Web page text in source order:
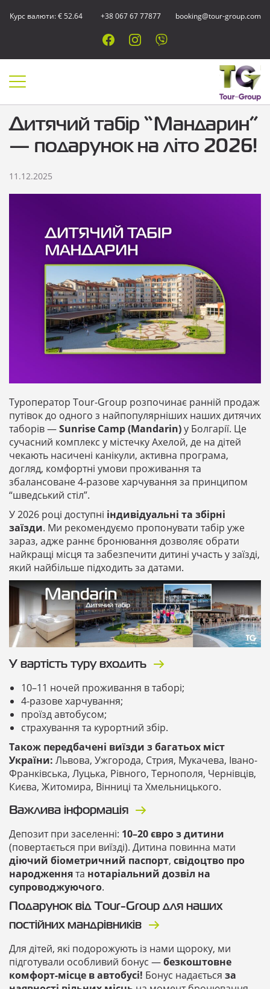
Курс валюти: € 52.64 +38 067 67 77877 booking@tour-group.com
Дитячий табір “Мандарин”
— подарунок на літо 2026!
11.12.2025
Туроператор Tour-Group розпочинає ранній продаж
путівок до одного з найпопулярніших наших дитячих
таборів —Sunrise Camp (Mandarin)у Болгарії. Це
сучасний комплекс у містечку Ахелой, де на дітей
чекають насичені канікули, активна програма,
догляд, комфортні умови проживання та
збалансоване 4-разове харчування за принципом
“шведський стіл”.
У 2026 році доступні індивідуальні та збірні
заїзди. Ми рекомендуємо пропонувати табір уже
зараз, адже раннє бронювання дозволяє обрати
найкращі місця та забезпечити дитині участь у заїзді,
який найбільше підходить за датами.
У вартість туру входить
10–11 ночей проживання в таборі;
4-разове харчування;
проїзд автобусом;
страхування та курортний збір.
Також передбачені виїзди з багатьох міст
України: Львова, Ужгорода, Стрия, Мукачева, Івано-
Франківська, Луцька, Рівного, Тернополя, Чернівців,
Києва, Житомира, Вінниці та Хмельницького.
Важлива інформація
Депозит при заселенні: 10–20 євро з дитини
(повертається при виїзді). Дитина повинна мати
діючий біометричний паспорт, свідоцтво про
народженнята нотаріальний дозвіл на
супроводжуючого.
Подарунок від Tour-Group для наших
постійних мандрівників
Для дітей, які подорожують із нами щороку, ми
підготували особливий бонус —безкоштовне
комфорт-місце в автобусі! Бонус надається за